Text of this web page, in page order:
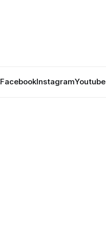
FacebookInstagramYoutube